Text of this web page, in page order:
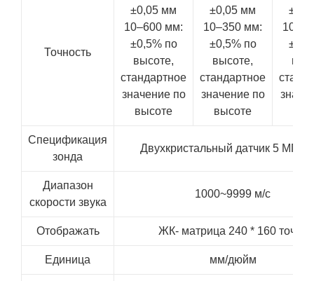
Точность
±0,05 мм
10–600 мм:
±0,5% по
высоте,
стандартное
значение по
высоте
±0,05 мм
10–350 мм:
±0,5% по
высоте,
стандартное
значение по
высоте
Спецификация
зонда
Двухкристальный датчик 5 МГц
Диапазон
скорости звука
1000~9999 м/с
Отображать ЖК- матрица 240 * 160 точек
Единица мм/дюйм